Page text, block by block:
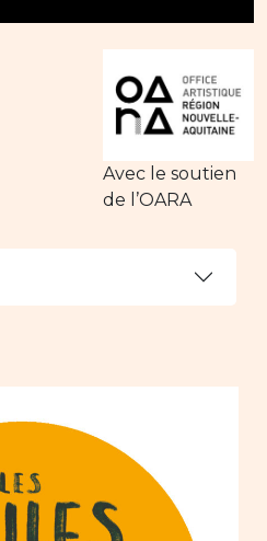
Avec le soutien
de l’OARA